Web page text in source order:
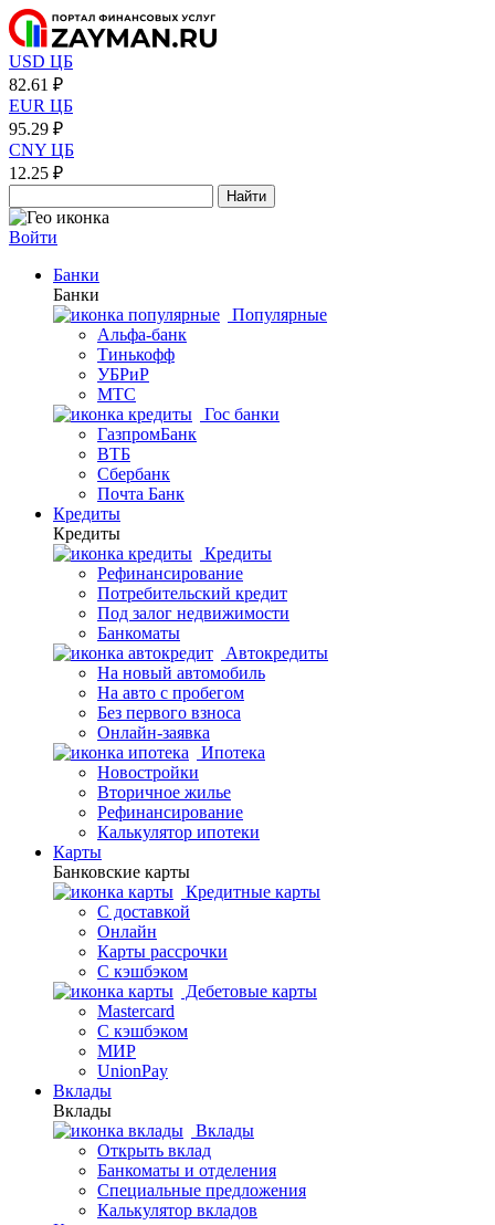
USD ЦБ
82.61 ₽
EUR ЦБ
95.29 ₽
CNY ЦБ
12.25 ₽
Найти
Войти
Банки
Банки
Популярные
Альфа-банк
Тинькофф
УБРиР
МТС
Гос банки
ГазпромБанк
ВТБ
Сбербанк
Почта Банк
Кредиты
Кредиты
Кредиты
Рефинансирование
Потребительский кредит
Под залог недвижимости
Банкоматы
Автокредиты
На новый автомобиль
На авто с пробегом
Без первого взноса
Онлайн-заявка
Ипотека
Новостройки
Вторичное жилье
Рефинансирование
Калькулятор ипотеки
Карты
Банковские карты
Кредитные карты
С доставкой
Онлайн
Карты рассрочки
С кэшбэком
Дебетовые карты
Mastercard
С кэшбэком
МИР
UnionPay
Вклады
Вклады
Вклады
Открыть вклад
Банкоматы и отделения
Специальные предложения
Калькулятор вкладов